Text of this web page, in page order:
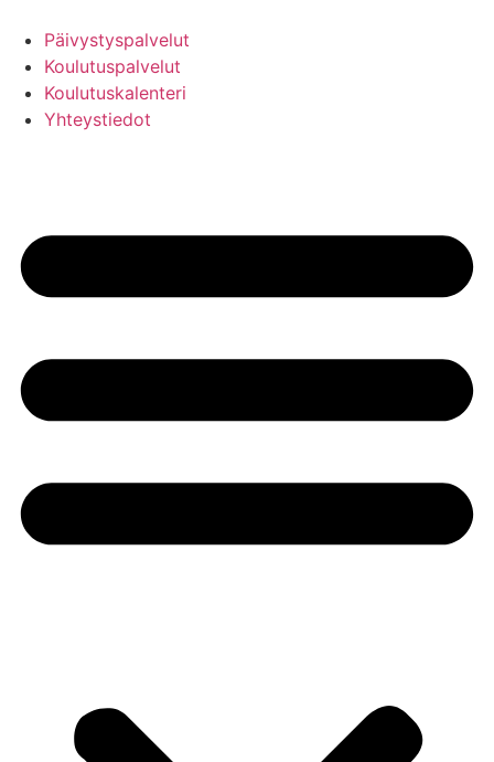
sisältöönPäivystyspalvelut
Koulutuspalvelut
Koulutuskalenteri
Yhteystiedot